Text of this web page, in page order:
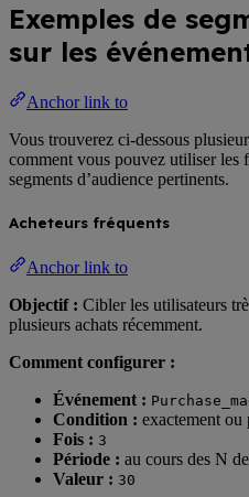
Exemples de
sur les
Anchor link to
Vous trouverez ci-dessous
comment vous pouvez utiliser les
segments d’audience pertinents.
Acheteurs fréquents
Anchor link to
Objectif : Cibler les utilisateurs
plusieurs achats récemment.
Comment configurer :
Événement :
Condition : exactement ou
Fois : 3
Période : au cours des N
Valeur : 30